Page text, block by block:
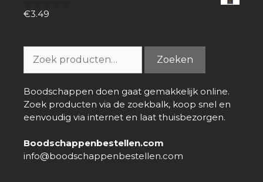
0
€3.49
naar:
Zoeken
Boodschappen doen gaat gemakkelijk online.
Zoek producten via de zoekbalk, koop snel en
eenvoudig via internet en laat thuisbezorgen.
Boodschappenbestellen.com
info@boodschappenbestellen.com